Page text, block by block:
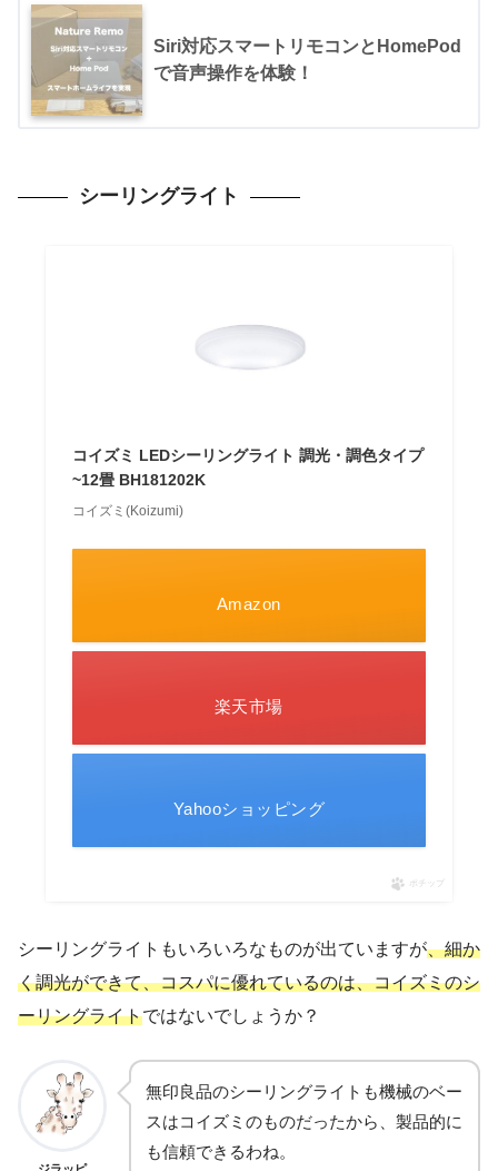
Siri対応スマートリモコンとHomePod
で音声操作を体験！
シーリングライト
コイズミ LEDシーリングライト 調光・調色タイプ
~12畳 BH181202K
コイズミ(Koizumi)
Amazon
楽天市場
Yahooショッピング
ポチップ
シーリングライトもいろいろなものが出ていますが、細か
く調光ができて、コスパに優れているのは、コイズミのシ
ーリングライトではないでしょうか？
無印良品のシーリングライトも機械のベー
スはコイズミのものだったから、製品的に
も信頼できるわね。